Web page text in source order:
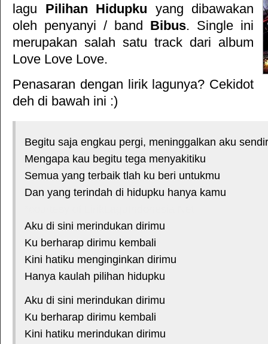
lagu Pilihan Hidupku yang dibawakan
oleh penyanyi / band Bibus. Single ini
merupakan salah satu track dari album
Love Love Love.
Penasaran dengan lirik lagunya? Cekidot
deh di bawah ini :)
Begitu saja engkau pergi, meninggalkan aku
Mengapa kau begitu tega menyakitiku
Semua yang terbaik tlah ku beri untukmu
Dan yang terindah di hidupku hanya kamu
Aku di sini merindukan dirimu
Ku berharap dirimu kembali
Kini hatiku menginginkan dirimu
Hanya kaulah pilihan hidupku
Aku di sini merindukan dirimu
Ku berharap dirimu kembali
Kini hatiku merindukan dirimu